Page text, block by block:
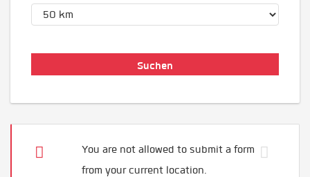
You are not allowed to submit a form
from your current location.